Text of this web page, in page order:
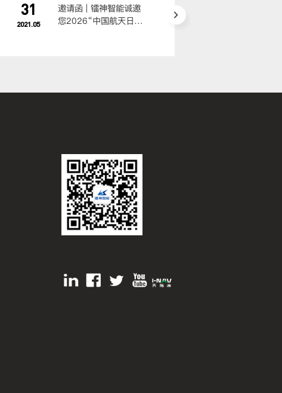
31
2021.05
邀请函 | 镭神智能诚邀
您2026“中国航天日”